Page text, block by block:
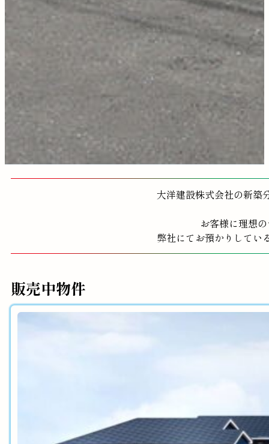
大洋建設株式会社の新築
お客様に理想
弊社にてお預かりしてい
販売中物件